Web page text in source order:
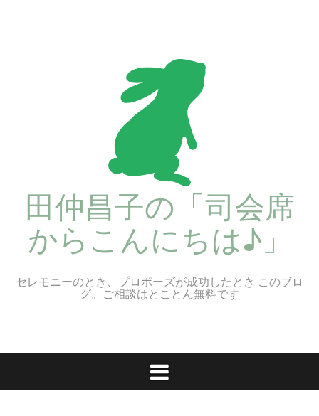
田仲昌子の「司会席
からこんにちは♪」
セレモニーのとき、プロポーズが成功したとき このブロ
グ。ご相談はとことん無料です